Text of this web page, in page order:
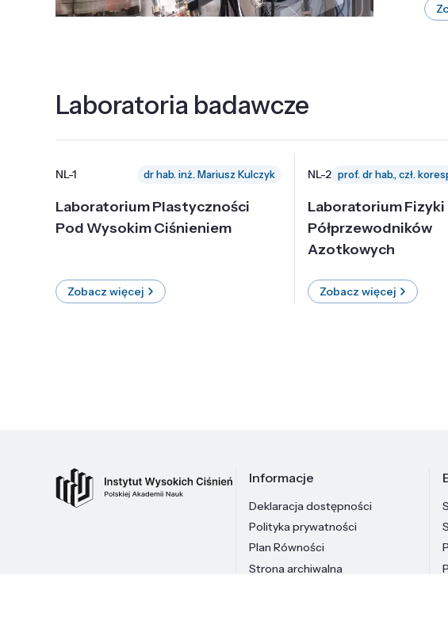
Laboratoria badawcze
NL-1 dr hab. inż. Mariusz Kulczyk
Laboratorium Plastyczności
Pod Wysokim Ciśnieniem
Zobacz więcej
NL-2
Laboratorium Fizyki
Półprzewodników
Azotkowych
Zobacz więcej
Informacje
Deklaracja dostępności
Polityka prywatności
Plan Równości
Strona archiwalna